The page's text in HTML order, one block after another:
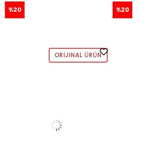
%20 %20
ORIJINAL ÜRÜN